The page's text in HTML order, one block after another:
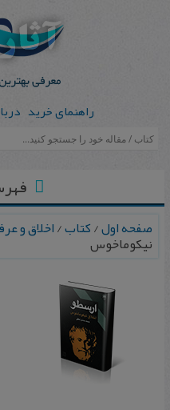
راهنمای خرید
صفحه اول/کتاب/اخلاق و
نیکوماخوس